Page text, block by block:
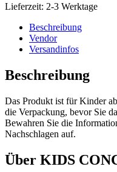
Lieferzeit: 2-3 Werktage
Beschreibung
Vendor
Versandinfos
Beschreibung
Das Produkt ist für Kinder
die Verpackung, bevor Sie
Bewahren Sie die
Nachschlagen auf.
Über KIDS